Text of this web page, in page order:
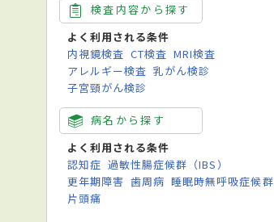
検査内容から探す
よく利用される条件
内視鏡検査 CT検査 MRI検査
アレルギー検査 乳がん検診
子宮頸がん検診
病名から探す
よく利用される条件
認知症 過敏性腸症候群（IBS）
更年期障害 歯周病 睡眠時無呼吸症候群
片頭痛